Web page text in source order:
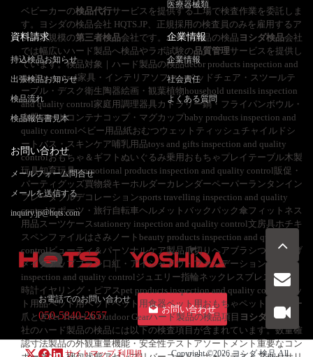
ベビーカーの検品代行サービスを提供する工場で検査作業を委託しま
す。ヨシダの検品会社 HQTS.JP、正規採用の検査員のみを雇用するア
ジア大規模の第三者検品会社です。ハード製品の検品 ヨシダ検品会社
では幅広いハード製品へ検品やラボ試験の品質管理サービスを提供し
ています。検品対象｜ハード製品の検品decor products inspection and
quality control家具・インテリアソファ・ベッドチェア・スツールテ
ーブル・デスク衛生陶器絵画・観葉植物household utensils inspection
and quality control家庭用調理器具カトラリー鍋・フライパンボウル・
食器フードコンテナコップ・マグカップbaby products inspection and
quality controlベビー用品紙おむつウェットティッシュチャイルドシ
ートバス・スキンケア哺乳用品toys and gifts inspection and quality
controlおもちゃ＆ギフトぬいぐるみ乗用おもちゃプレイテーブル木製
玩具知育玩具promotional products inspection and quality control販促・
パーティグッズ買物袋キーホルダーカレンダーペーパーランタンイン
フレータブルデコレーションsports travelling inspection and quality
controlスポーツ・旅行自転車ヘルメットバックパック傘フィットネス
用品スーツケースstationery inspection and quality control文房具ホチキ
スペンファイルはさみノートbeauty products inspection and quality
controlビューティ＆パーソナルケア製品爪切りヘアブラシつけまつげ
メイクアップブラシ口紅・アイシャドウ・ファンデーションjewerly
inspection and quality controlジュエリー指輪ネックレスブレスレット
時計イヤリング・ピアスpet products inspection and quality controlペッ
ト用品ペット用ベッドペット用食器ペット用おもちゃペットキャリー
爪とぎPet Travel & Outdoor Gearハード製品の検品項目 ヨシダ検品会
社のハード製品の検品には以下の検査項目が含まれています。数量確
認寸法製品の外観重量機能・安全性テストアソートメント重要なコン
医療器械類
資料請求
持込検品お知らせ
出張検品お知らせ
検品流れ
検品報告書見本
企業情報
企業情報
社会責任
よくある質問
お問い合わせ
メールフォーム問合せ
メールを送信する
inquiry.jp@hqts.com
お電話でのお問い合わせ
050-5840-2657
お問い合わせ
サイトマップ 利用規 Copyright ©2026ヨシダ 検品 All